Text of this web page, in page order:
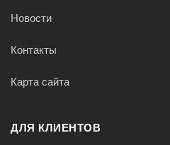
Новости
Контакты
Карта сайта
ДЛЯ КЛИЕНТОВ